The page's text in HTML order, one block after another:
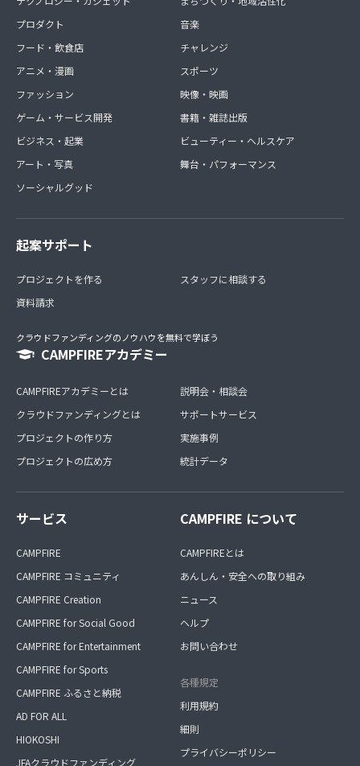
プロダクト
フード・飲食店
アニメ・漫画
ファッション
ゲーム・サービス開発
ビジネス・起業
アート・写真
ソーシャルグッド
音楽
チャレンジ
スポーツ
映像・映画
書籍・雑誌出版
ビューティー・ヘルスケア
舞台・パフォーマンス
起案サポート
プロジェクトを作る
資料請求
スタッフに相談する
クラウドファンディングのノウハウを無料で学ぼう
CAMPFIREアカデミー
CAMPFIREアカデミーとは
クラウドファンディングとは
プロジェクトの作り方
プロジェクトの広め方
説明会・相談会
サポートサービス
実施事例
統計データ
サービス
CAMPFIRE
CAMPFIRE コミュニティ
CAMPFIRE Creation
CAMPFIRE for Social Good
CAMPFIRE for Entertainment
CAMPFIRE for Sports
CAMPFIRE ふるさと納税
AD FOR ALL
HIOKOSHI
JFAクラウドファンディング
CAMPFIRE について
CAMPFIREとは
あんしん・安全への取り組み
ニュース
ヘルプ
お問い合わせ
各種規定
利用規約
細則
プライバシーポリシー